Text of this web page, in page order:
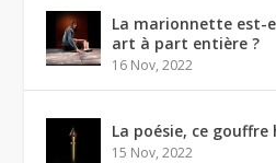
La marionnette est-
art à part entière ?
16 Nov, 2022
La poésie, ce
15 Nov, 2022